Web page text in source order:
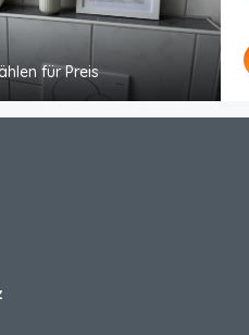
für Preis